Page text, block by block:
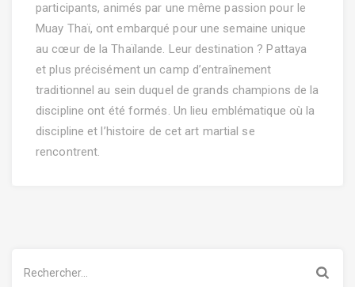
participants, animés par une même passion pour le
Muay Thaï, ont embarqué pour une semaine unique
au cœur de la Thaïlande. Leur destination ? Pattaya
et plus précisément un camp d’entraînement
traditionnel au sein duquel de grands champions de la
discipline ont été formés. Un lieu emblématique où la
discipline et l’histoire de cet art martial se
rencontrent.